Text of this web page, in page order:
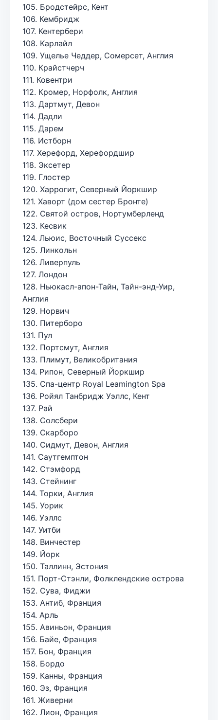
105. Бродстейрс, Кент
106. Кембридж
107. Кентербери
108. Карлайл
109. Ущелье Чеддер, Сомерсет, Англия
110. Крайстчерч
111. Ковентри
112. Кромер, Норфолк, Англия
113. Дартмут, Девон
114. Дадли
115. Дарем
116. Истборн
117. Херефорд, Херефордшир
118. Эксетер
119. Глостер
120. Харрогит, Северный Йоркшир
121. Хаворт (дом сестер Бронте)
122. Святой остров, Нортумберленд
123. Кесвик
124. Льюис, Восточный Суссекс
125. Линкольн
126. Ливерпуль
127. Лондон
128. Ньюкасл-апон-Тайн, Тайн-энд-Уир,
Англия
129. Норвич
130. Питерборо
131. Пул
132. Портсмут, Англия
133. Плимут, Великобритания
134. Рипон, Северный Йоркшир
135. Спа-центр Royal Leamington Spa
136. Ройял Танбридж Уэллс, Кент
137. Рай
138. Солсбери
139. Скарборо
140. Сидмут, Девон, Англия
141. Саутгемптон
142. Стэмфорд
143. Стейнинг
144. Торки, Англия
145. Уорик
146. Уэллс
147. Уитби
148. Винчестер
149. Йорк
150. Таллинн, Эстония
151. Порт-Стэнли, Фолклендские острова
152. Сува, Фиджи
153. Антиб, Франция
154. Арль
155. Авиньон, Франция
156. Байе, Франция
157. Бон, Франция
158. Бордо
159. Канны, Франция
160. Эз, Франция
161. Живерни
162. Лион, Франция